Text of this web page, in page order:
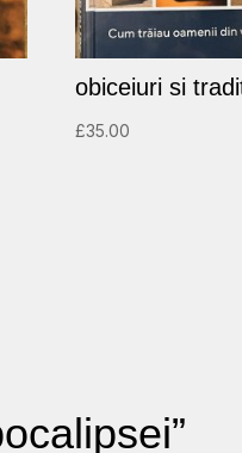
obiceiuri si
£35.00